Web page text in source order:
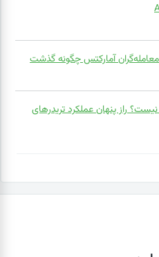
راز پنهان عملکرد تریدرهای